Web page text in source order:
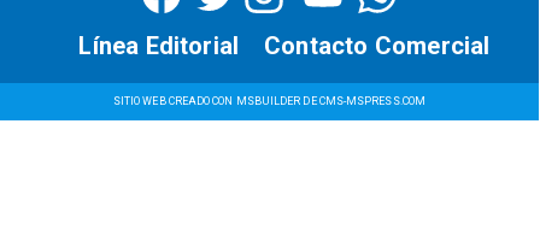
SITIO WEB CREADO CON MSBUILDER DE CMS-MSPRESS.COM
Contacto Comercial
Línea Editorial